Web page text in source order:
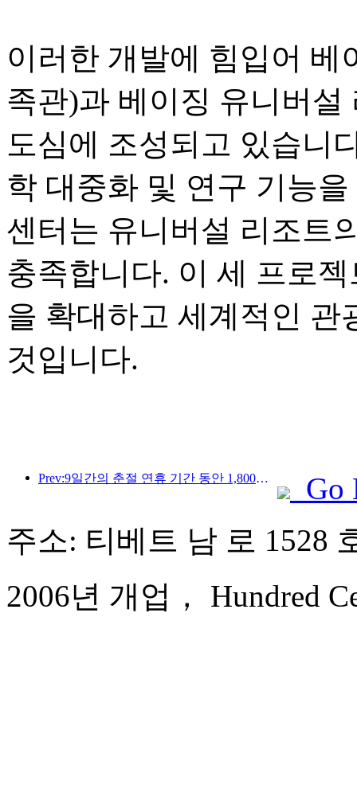
이러한 개발에 힘입어 베
족관)과 베이징 유니버
도심에 조성되고 있습니
학 대중화 및 연구 기능
센터는 유니버설 리조트
충족합니다. 이 세 프로
을 확대하고 세계적인 관
것입니다.
Prev:9일간의 춘절 연휴 기간 동안 1,800만 명 이상이 국내외를 왕래할 것으로 예상됩니다.
Go
주소: 티베트 남 로 1528
2006년 개업， Hundred